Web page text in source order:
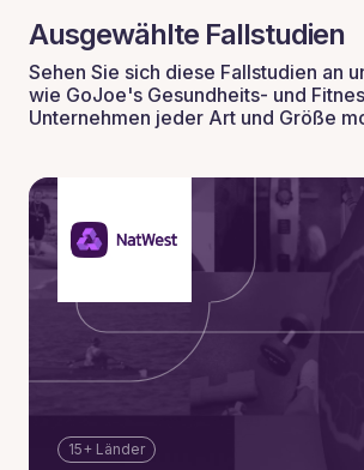
Ausgewählte Fallstudien
Sehen Sie sich diese Fallstudien an
wie GoJoe's Gesundheits- und
Unternehmen jeder Art und Größe
15+ Länder